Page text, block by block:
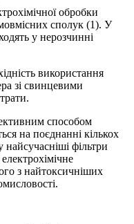
обробки
сполук (1). У
у нерозчинні
використання
зі свинцевими
способом
на поєднанні кількох
фільтри
з найтоксичніших